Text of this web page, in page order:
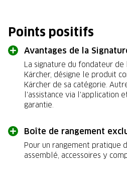
Points positifs
Avantages de la
La signature du fondateur
Kärcher, désigne le produit
Kärcher de sa catégorie.
l'assistance via l'application
garantie.
Boîte de rangement
Pour un rangement pratique
assemblé, accessoires y